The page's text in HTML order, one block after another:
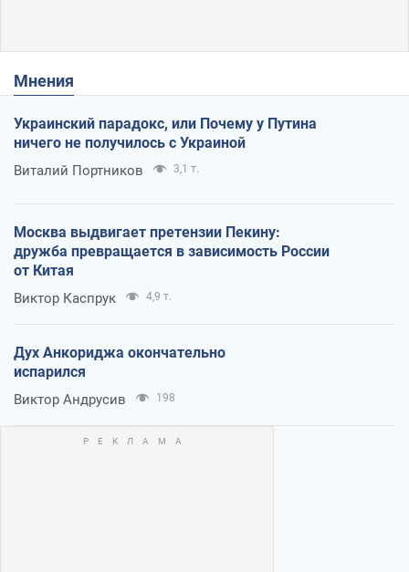
Мнения
Украинский парадокс, или Почему у Путина
ничего не получилось с Украиной
Виталий Портников 3,1 т.
Москва выдвигает претензии Пекину:
дружба превращается в зависимость России
от Китая
Виктор Каспрук 4,9 т.
Дух Анкориджа окончательно
испарился
Виктор Андрусив 198